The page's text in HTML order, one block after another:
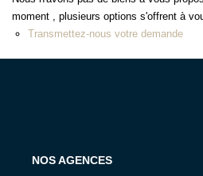
moment , plusieurs options s'offrent à
Transmettez-nous votre demande
L'AGENCE